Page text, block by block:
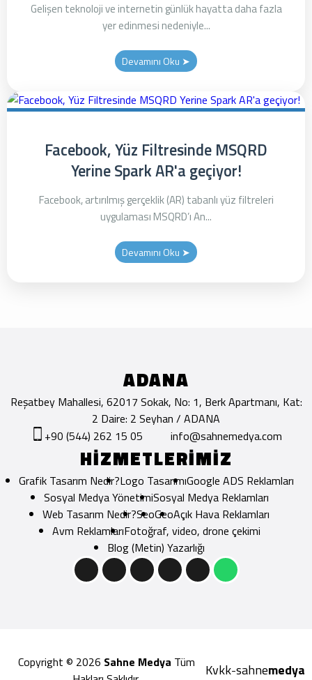
Gelişen teknoloji ve internetin günlük hayatta daha fazla
yer edinmesi nedeniyle...
Devamını Oku ➤
Facebook, Yüz Filtresinde MSQRD
Yerine Spark AR'a geçiyor!
Facebook, artırılmış gerçeklik (AR) tabanlı yüz filtreleri
uygulaması MSQRD’ı An...
Devamını Oku ➤
ADANA
Reşatbey Mahallesi, 62017 Sokak, No: 1, Berk Apartmanı, Kat:
2 Daire: 2 Seyhan / ADANA
+90 (544) 262 15 05
info@sahnemedya.com
HİZMETLERİMİZ
Grafik Tasarım Nedir?Logo TasarımıGoogle ADS Reklamları
Sosyal Medya YönetimiSosyal Medya Reklamları
Web Tasarım Nedir?SeoGeoAçık Hava Reklamları
Avm ReklamlarıFotoğraf, video, drone çekimi
Blog (Metin) Yazarlığı
Copyright © 2026 Sahne Medya Tüm
Kvkk-sahnemedya